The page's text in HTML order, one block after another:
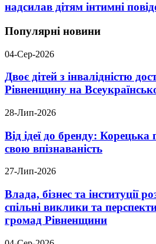
надсилав дітям інтимні
Популярні новини
04-Сер-2026
Двоє дітей з інвалідністю
Рівненщину на
28-Лип-2026
Від ідеї до бренду:
свою впізнаваність
27-Лип-2026
Влада, бізнес та інституції
спільні виклики та
громад Рівненщини